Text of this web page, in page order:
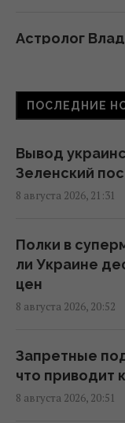
Астролог
ATACMS и
20:30 суббота, 08
Украине,
20:13 суббота, 08
"Взрываются"
20:12 суббота, 08
Названа
ПОСЛЕДНИЕ
Вывод
Зеленский
8 августа 2026, 21:31
Полки в
ли Украине
цен
8 августа 2026, 20:52
Запретные
что приводит
8 августа 2026, 20:51